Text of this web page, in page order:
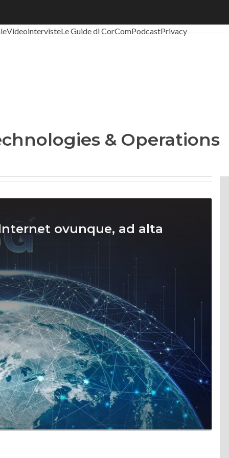
VideointervisteLe Guide di CorComPodcastPrivacy
& Operations
ovunque, ad alta